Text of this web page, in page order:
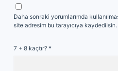
Daha sonraki yorumlarımda
site adresim bu tarayıcıya kaydedilsin.
7 + 8 kaçtır? *